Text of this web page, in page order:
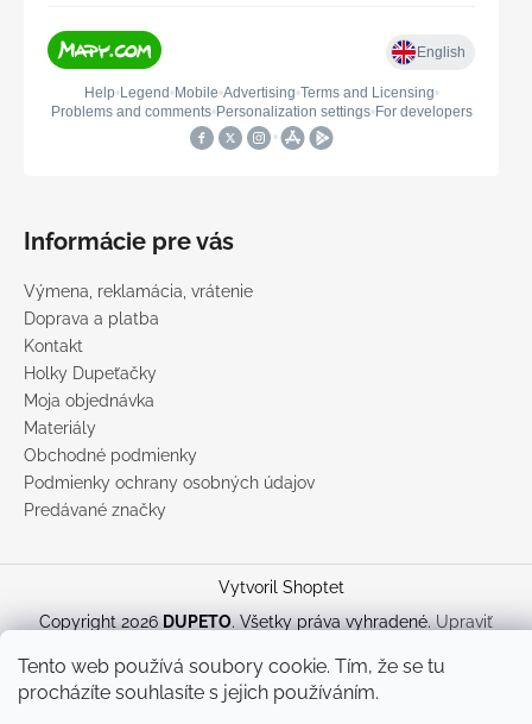
Tento web používá soubory cookie. Tím, že se tu
procházíte souhlasíte s jejich používáním.
Informácie pre vás
Výmena, reklamácia, vrátenie
Doprava a platba
Kontakt
Holky Dupeťačky
Moja objednávka
Materiály
Obchodné podmienky
Podmienky ochrany osobných údajov
Predávané značky
Vytvoril Shoptet
Copyright 2026DUPETO. Všetky práva vyhradené.Upraviť